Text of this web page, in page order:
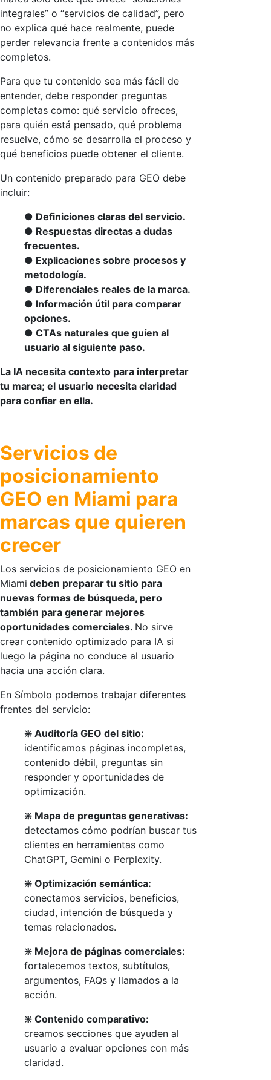
integrales” o “servicios de calidad”, pero
no explica qué hace realmente, puede
perder relevancia frente a contenidos más
completos.
Para que tu contenido sea más fácil de
entender, debe responder preguntas
completas como: qué servicio ofreces,
para quién está pensado, qué problema
resuelve, cómo se desarrolla el proceso y
qué beneficios puede obtener el cliente.
Un contenido preparado para GEO debe
incluir:
● Definiciones claras del servicio.
● Respuestas directas a dudas
frecuentes.
● Explicaciones sobre procesos y
metodología.
● Diferenciales reales de la marca.
● Información útil para comparar
opciones.
● CTAs naturales que guíen al
usuario al siguiente paso.
La IA necesita contexto para interpretar
tu marca; el usuario necesita claridad
para confiar en ella.
Servicios de
posicionamiento
GEO en Miami para
marcas que quieren
crecer
Los servicios de posicionamiento GEO en
Miami deben preparar tu sitio para
nuevas formas de búsqueda, pero
también para generar mejores
oportunidades comerciales. No sirve
crear contenido optimizado para IA si
luego la página no conduce al usuario
hacia una acción clara.
En Símbolo podemos trabajar diferentes
frentes del servicio:
❇️ Auditoría GEO del sitio:
identificamos páginas incompletas,
contenido débil, preguntas sin
responder y oportunidades de
optimización.
❇️ Mapa de preguntas generativas:
detectamos cómo podrían buscar tus
clientes en herramientas como
ChatGPT, Gemini o Perplexity.
❇️ Optimización semántica:
conectamos servicios, beneficios,
ciudad, intención de búsqueda y
temas relacionados.
❇️ Mejora de páginas comerciales:
fortalecemos textos, subtítulos,
argumentos, FAQs y llamados a la
acción.
❇️ Contenido comparativo:
creamos secciones que ayuden al
usuario a evaluar opciones con más
claridad.